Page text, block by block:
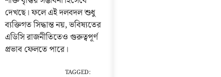
দেখছে। ফলে এই দলবদল শুধু
ব্যক্তিগত সিদ্ধান্ত নয়, ভবিষ্যতের
এডিসি রাজনীতিতেও গুরুত্বপূর্ণ
প্রভাব ফেলতে পারে।
TAGGED: